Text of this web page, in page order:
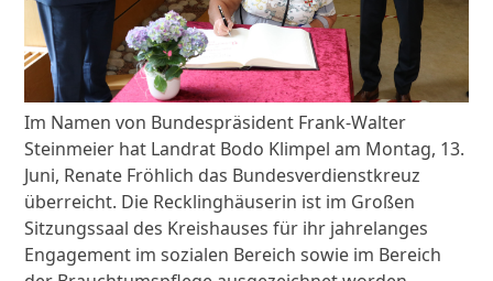
Im Namen von Bundespräsident Frank-Walter
Steinmeier hat Landrat Bodo Klimpel am Montag, 13.
Juni, Renate Fröhlich das Bundesverdienstkreuz
überreicht. Die Recklinghäuserin ist im Großen
Sitzungssaal des Kreishauses für ihr jahrelanges
Engagement im sozialen Bereich sowie im Bereich